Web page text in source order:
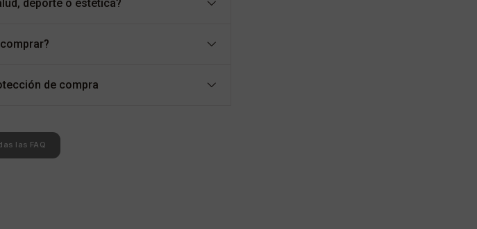
deporte o estética?
de compra
las FAQ